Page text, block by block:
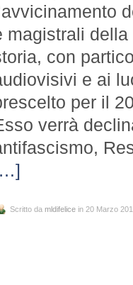
magistrali
con
e ai
per il
verrà
Scritto da mldifelice in 20 Marzo